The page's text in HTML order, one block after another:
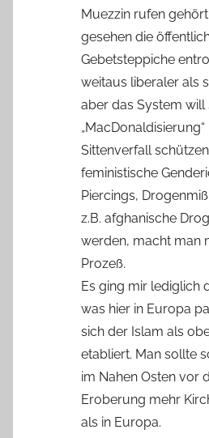
Muezzin rufen
gesehen die
Gebetsteppiche
weitaus liberaler als
aber das System will
Sittenverfall
feministische
Piercings,
z.B. afghanische
werden, macht man
Prozeß.
Es ging mir lediglich
was hier in Europa
sich der Islam als
etabliert. Man sollte
im Nahen Osten vor
Eroberung mehr
als in Europa.